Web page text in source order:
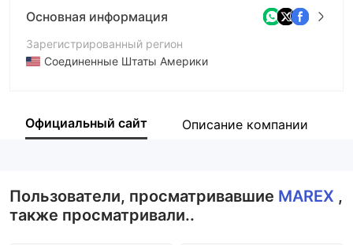
Основная информация
Зарегистрированный регион
Соединенные Штаты Америки
Компания
Официальный сайт Описание компании
Пользователи, просматривавшие MAREX ,
также просматривали..